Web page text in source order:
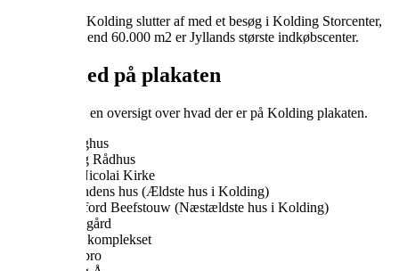
Vores besøg i Kolding slutter af med et besøg i Kolding Storcenter,
der med mere end 60.000 m2 er Jyllands største indkøbscenter.
Det er med på plakaten
og se en oversigt over hvad der er på Kolding plakaten.
Koldinghus
Kolding Rådhus
Sankt Nicolai Kirke
Julemandens hus (Ældste hus i Kolding)
A Hereford Beefstouw (Næstældste hus i Kolding)
Borchs gård
Nicolai komplekset
Sønderbro